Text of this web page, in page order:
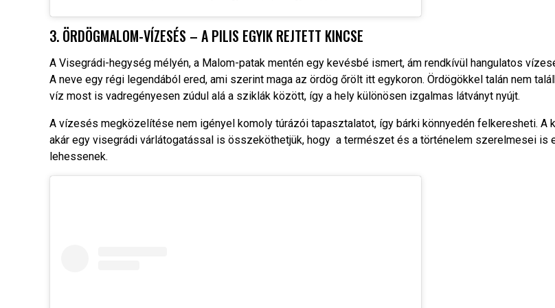
3. ÖRDÖGMALOM-VÍZESÉS – A PILIS EGYIK REJTETT KINCSE
A Visegrádi-hegység mélyén, a Malom-patak mentén egy kevésbé ismert, ám rendkívül hangulatos
A neve egy régi legendából ered, ami szerint maga az ördög őrölt itt egykoron. Ördögökkel talán nem
víz most is vadregényesen zúdul alá a sziklák között, így a hely különösen izgalmas látványt nyújt.
A vízesés megközelítése nem igényel komoly túrázói tapasztalatot, így bárki könnyedén felkeresheti. A
akár egy visegrádi várlátogatással is összeköthetjük, hogy a természet és a történelem szerelmesei is
lehessenek.